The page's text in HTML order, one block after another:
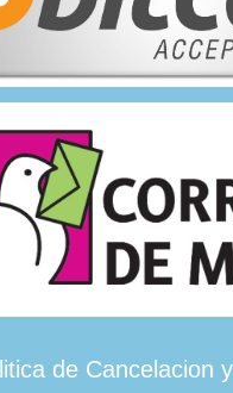
de Cancelacion